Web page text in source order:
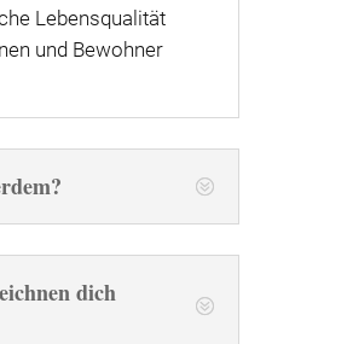
Lebensqualität
und Bewohner
dich